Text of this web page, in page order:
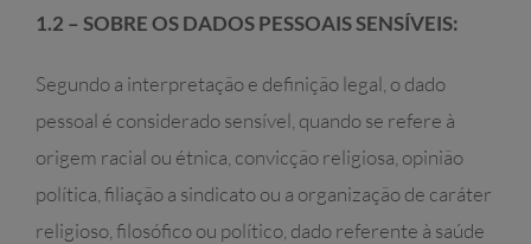
1.2 – SOBRE OS DADOS PESSOAIS SENSÍVEIS:
Segundo a interpretação e definição legal, o dado
pessoal é considerado sensível, quando se refere à
origem racial ou étnica, convicção religiosa, opinião
política, filiação a sindicato ou a organização de caráter
religioso, filosófico ou político, dado referente à saúde